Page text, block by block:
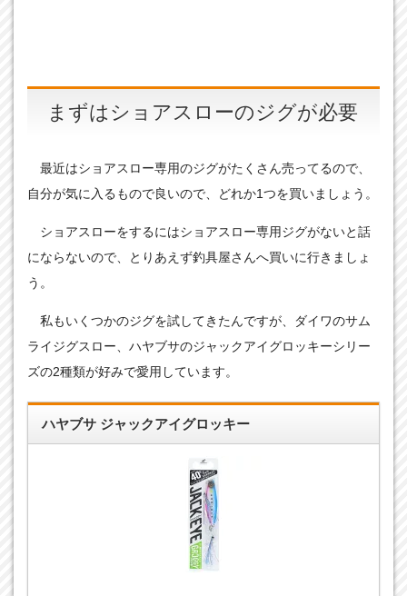
まずはショアスローのジグが必要
最近はショアスロー専用のジグがたくさん売ってるので、
自分が気に入るもので良いので、どれか1つを買いましょう。
ショアスローをするにはショアスロー専用ジグがないと話
にならないので、とりあえず釣具屋さんへ買いに行きましょ
う。
私もいくつかのジグを試してきたんですが、ダイワのサム
ライジグスロー、ハヤブサのジャックアイグロッキーシリー
ズの2種類が好みで愛用しています。
ハヤブサ ジャックアイグロッキー